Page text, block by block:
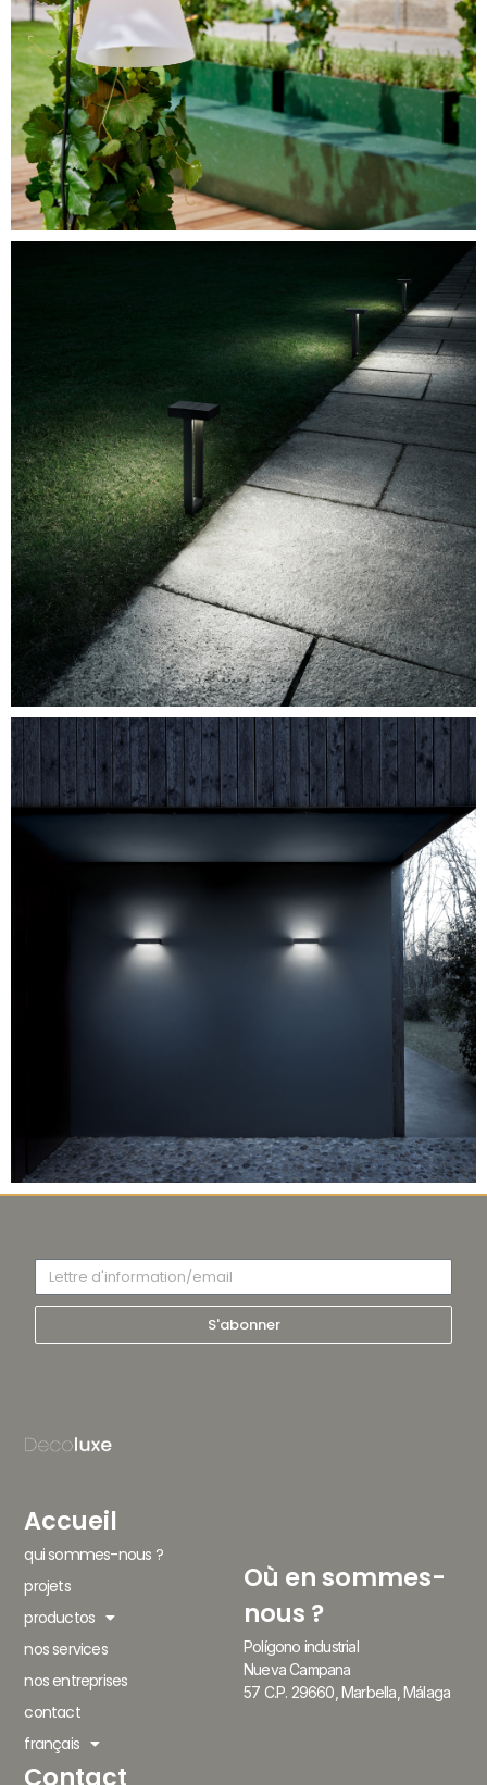
S'abonner
Accueil
qui sommes-nous ?
projets
productos
nos services
nos entreprises
contact
français
Où en sommes-
nous ?
Polígono industrial
Nueva Campana
57 C.P. 29660, Marbella, Málaga
Contact